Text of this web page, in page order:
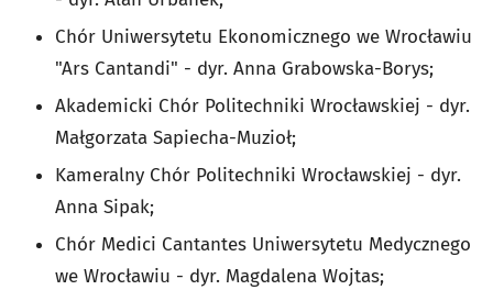
Chór Uniwersytetu Ekonomicznego we Wrocławiu
"Ars Cantandi" - dyr. Anna Grabowska-Borys;
Akademicki Chór Politechniki Wrocławskiej - dyr.
Małgorzata Sapiecha-Muzioł;
Kameralny Chór Politechniki Wrocławskiej - dyr.
Anna Sipak;
Chór Medici Cantantes Uniwersytetu Medycznego
we Wrocławiu - dyr. Magdalena Wojtas;